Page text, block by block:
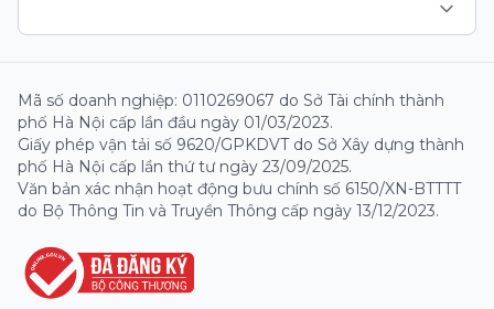
Mã số doanh nghiệp: 0110269067 do Sở Tài chính thành
phố Hà Nội cấp lần đầu ngày 01/03/2023.
Giấy phép vận tải số 9620/GPKDVT do Sở Xây dựng thành
phố Hà Nội cấp lần thứ tư ngày 23/09/2025.
Văn bản xác nhận hoạt động bưu chính số 6150/XN-BTTTT
do Bộ Thông Tin và Truyền Thông cấp ngày 13/12/2023.